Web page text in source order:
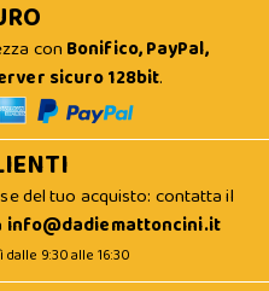
con Bonifico, PayPal,
sicuro 128bit.
del tuo acquisto: contatta il
info@dadiemattoncini.it
9:30 alle 16:30